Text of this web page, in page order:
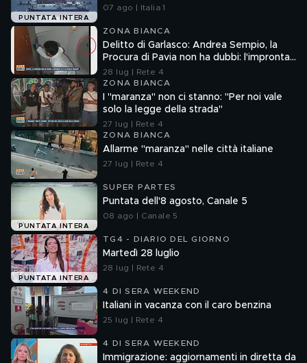
PUNTATA INTERA
07 ago | Italia 1
ZONA BIANCA
Delitto di Garlasco: Andrea Sempio, la
Procura di Pavia non ha dubbi: l'impronta
33 è la pistola fumante
28 lug | Rete 4
ZONA BIANCA
I "maranza" non ci stanno: "Per noi vale
solo la legge della strada"
27 lug | Rete 4
ZONA BIANCA
Allarme "maranza" nelle città italiane
27 lug | Rete 4
PUNTATA INTERA
SUPER PARTES
Puntata dell'8 agosto, Canale 5
08 ago | Canale 5
PUNTATA INTERA
TG4 - DIARIO DEL GIORNO
Martedì 28 luglio
28 lug | Rete 4
4 DI SERA WEEKEND
Italiani in vacanza con il caro benzina
25 lug | Rete 4
4 DI SERA WEEKEND
Immigrazione: aggiornamenti in diretta da